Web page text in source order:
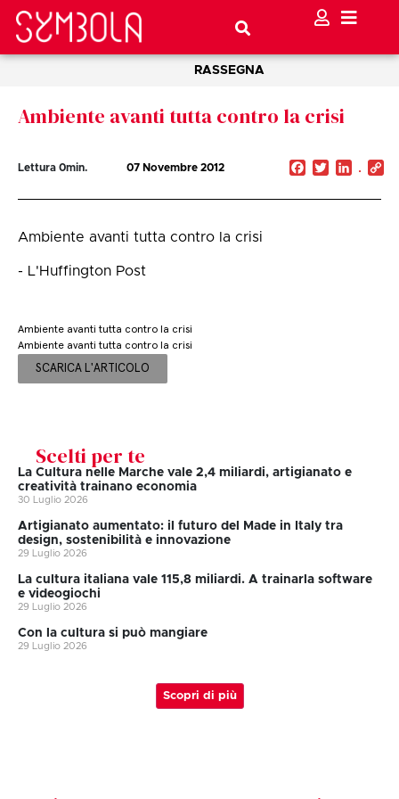
RASSEGNA
Ambiente avanti tutta contro la crisi
Lettura 0min. 07 Novembre 2012 Facebook
Twitter
Ambiente avanti tutta contro la crisi
- L'Huffington Post
Ambiente avanti tutta contro la crisi
Ambiente avanti tutta contro la crisi
SCARICA L'ARTICOLO
Scelti per te
La Cultura nelle Marche vale 2,4 miliardi, artigianato e
creatività trainano economia
30 Luglio 2026
Artigianato aumentato: il futuro del Made in Italy tra
design, sostenibilità e innovazione
29 Luglio 2026
La cultura italiana vale 115,8 miliardi. A trainarla software
e videogiochi
29 Luglio 2026
Con la cultura si può mangiare
29 Luglio 2026
Scopri di più